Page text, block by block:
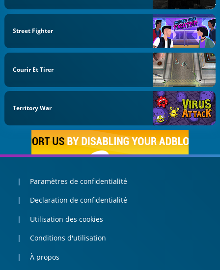
Street Fighter
Courir Et Tirer
Territory War
Paramètres de confidentialité
Declaration de confidentialité
Utilisation des cookies
Conditions d'utilisation
À propos